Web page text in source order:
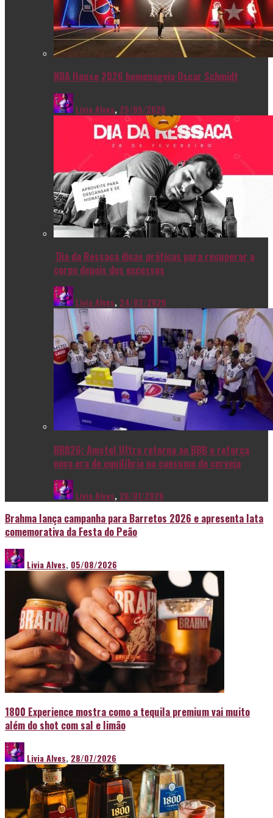
NBA House 2026 homenageia Oscar Schmidt
Livia Alves, 25/05/2026
Dia da Ressaca dicas práticas para recuperar o
corpo depois dos excessos
Livia Alves, 24/02/2026
BBB26: Amstel Ultra retorna ao BBB e reforça
nova era de equilíbrio no consumo de cerveja
Livia Alves, 26/01/2026
Brahma lança campanha para Barretos 2026 e apresenta lata
comemorativa da Festa do Peão
Livia Alves, 05/08/2026
1800 Experience mostra como a tequila premium vai muito
além do shot com sal e limão
Livia Alves, 28/07/2026